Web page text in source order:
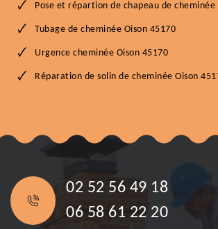
Pose et répartion de chapeau de cheminée
Tubage de cheminée Oison 45170
Urgence cheminée Oison 45170
Réparation de solin de cheminée Oison
02 52 56 49 18
06 58 61 22 20